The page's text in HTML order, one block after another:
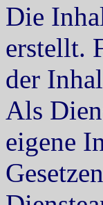
Die
erstellt.
der
Als
eigene